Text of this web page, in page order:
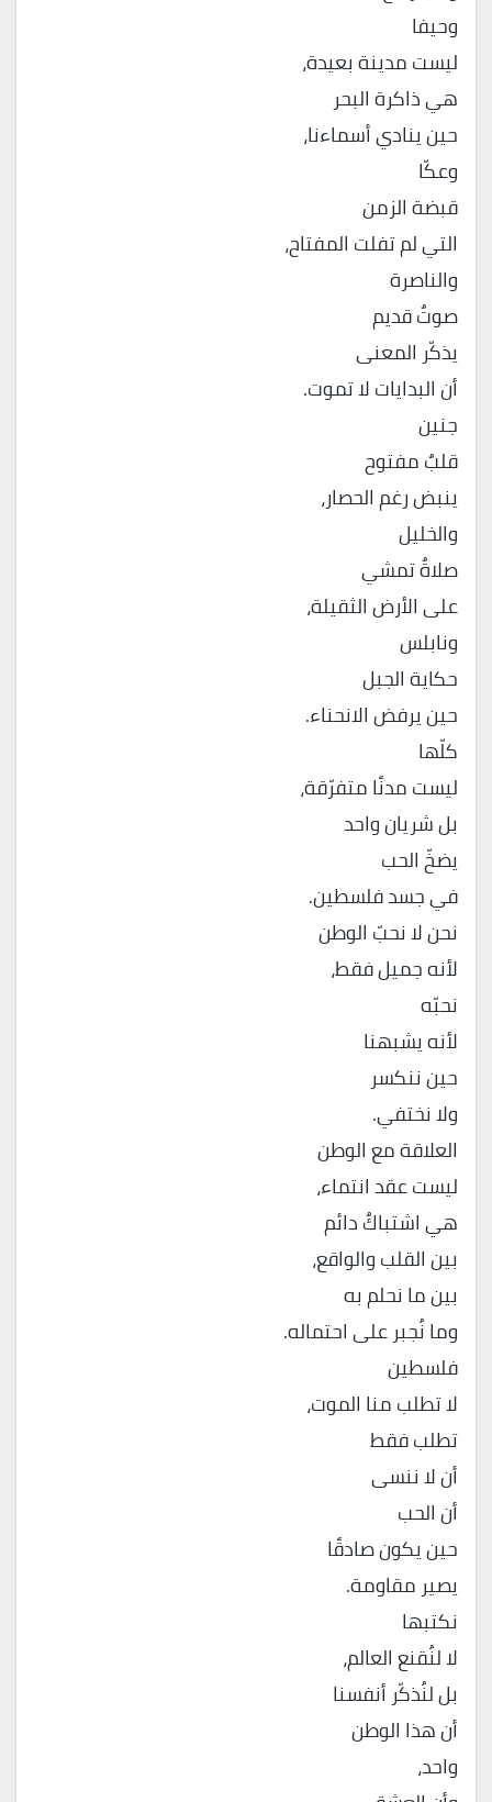
وحيفا
ليست مدينة بعيدة،
هي ذاكرة البحر
حين ينادي أسماءنا،
وعكّا
قبضة الزمن
التي لم تفلت المفتاح،
والناصرة
صوتٌ قديم
يذكّر المعنى
أن البدايات لا تموت.
جنين
قلبٌ مفتوح
ينبض رغم الحصار،
والخليل
صلاةٌ تمشي
على الأرض الثقيلة،
ونابلس
حكاية الجبل
حين يرفض الانحناء.
كلّها
ليست مدنًا متفرّقة،
بل شريان واحد
يضخّ الحب
في جسد فلسطين.
نحن لا نحبّ الوطن
لأنه جميل فقط،
نحبّه
لأنه يشبهنا
حين ننكسر
ولا نختفي.
العلاقة مع الوطن
ليست عقد انتماء،
هي اشتباكٌ دائم
بين القلب والواقع،
بين ما نحلم به
وما نُجبر على احتماله.
فلسطين
لا تطلب منا الموت،
تطلب فقط
أن لا ننسى
أن الحب
حين يكون صادقًا
يصير مقاومة.
نكتبها
لا لنُقنع العالم،
بل لنُذكّر أنفسنا
أن هذا الوطن
واحد،